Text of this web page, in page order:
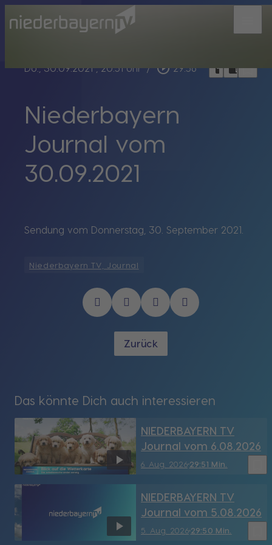
Do., 30.09.2021, 20:51 Uhr / play_circle_outline 29:56 headphoneschrome_reader_modebookmark_border
Niederbayern
Journal vom
30.09.2021
Sendung vom Donnerstag, 30. September 2021.
Niederbayern TV, Journal
Zurück
Das könnte Dich auch interessieren
6. Aug. 202629:51 Min.
NIEDERBAYERN TV
Journal vom 6.08.2026
5. Aug. 202629:50 Min.
NIEDERBAYERN TV
Journal vom 5.08.2026